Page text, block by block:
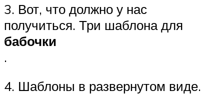
3. Вот, что должно у нас
получиться. Три шаблона для
бабочки
.
4. Шаблоны в развернутом виде.